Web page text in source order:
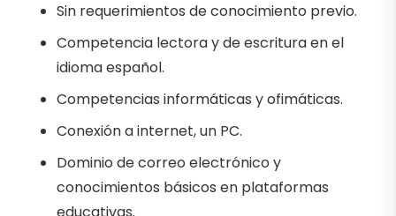
Sin requerimientos de conocimiento previo.
Competencia lectora y de escritura en el
idioma español.
Competencias informáticas y ofimáticas.
Conexión a internet, un PC.
Dominio de correo electrónico y
conocimientos básicos en plataformas